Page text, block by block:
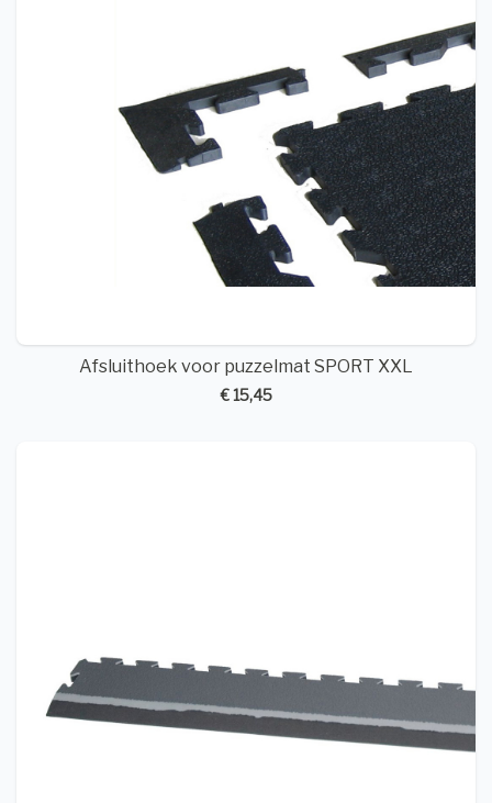
Afsluithoek voor puzzelmat SPORT XXL
€ 15,45